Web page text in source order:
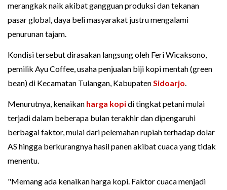
merangkak naik akibat gangguan produksi dan tekanan
pasar global, daya beli masyarakat justru mengalami
penurunan tajam.
Kondisi tersebut dirasakan langsung oleh Feri Wicaksono,
pemilik Ayu Coffee, usaha penjualan biji kopi mentah (green
bean) di Kecamatan Tulangan, KabupatenSidoarjo.
Menurutnya, kenaikan harga kopidi tingkat petani mulai
terjadi dalam beberapa bulan terakhir dan dipengaruhi
berbagai faktor, mulai dari pelemahan rupiah terhadap dolar
AS hingga berkurangnya hasil panen akibat cuaca yang tidak
menentu.
"Memang ada kenaikan harga kopi. Faktor cuaca menjadi